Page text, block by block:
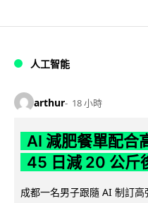
人工智能
arthur 18 小時
AI 減肥餐單配
45 日減 20 公斤
成都一名男子跟隨 AI 制訂